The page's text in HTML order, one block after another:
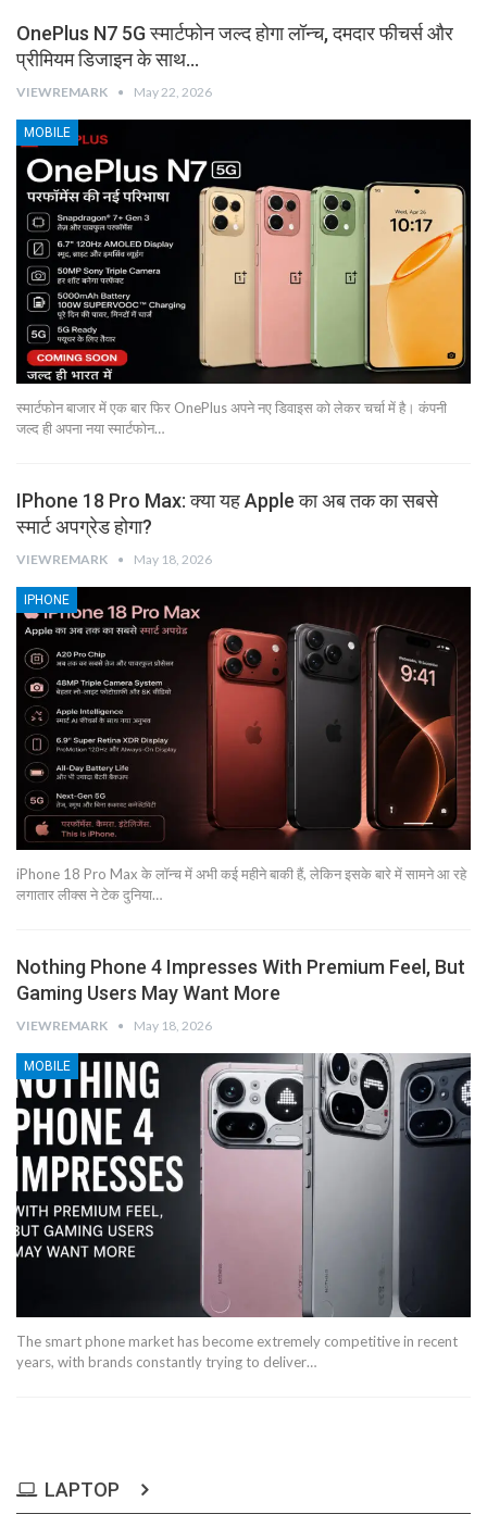
OnePlus N7 5G स्मार्टफोन जल्द होगा लॉन्च, दमदार फीचर्स और
प्रीमियम डिजाइन के साथ…
VIEWREMARK May 22, 2026
MOBILE
स्मार्टफोन बाजार में एक बार फिर OnePlus अपने नए डिवाइस को लेकर चर्चा में है। कंपनी
जल्द ही अपना नया स्मार्टफोन…
IPhone 18 Pro Max: क्या यह Apple का अब तक का सबसे
स्मार्ट अपग्रेड होगा?
VIEWREMARK May 18, 2026
IPHONE
iPhone 18 Pro Max के लॉन्च में अभी कई महीने बाकी हैं, लेकिन इसके बारे में सामने आ रहे
लगातार लीक्स ने टेक दुनिया…
Nothing Phone 4 Impresses With Premium Feel, But
Gaming Users May Want More
VIEWREMARK May 18, 2026
MOBILE
The smart phone market has become extremely competitive in recent
years, with brands constantly trying to deliver…
LAPTOP